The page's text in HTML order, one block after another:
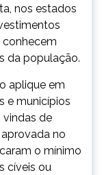
nos estados
conhecem
da população.
aplique em
e municípios
vindas de
no
o mínimo
cíveis ou